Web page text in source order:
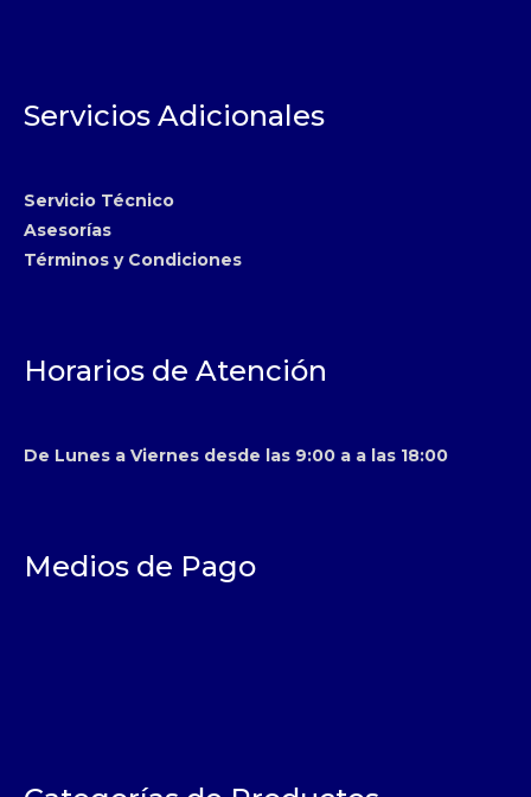
Servicios Adicionales
Servicio Técnico
Asesorías
Términos y Condiciones
Horarios de Atención
De Lunes a Viernes desde las 9:00 a a las 18:00
Medios de Pago